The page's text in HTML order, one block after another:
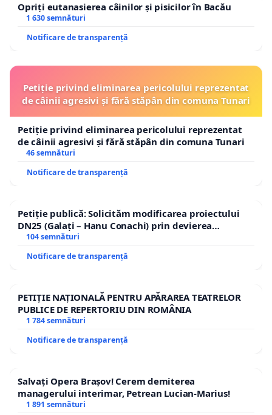
Opriți eutanasierea câinilor și pisicilor în Bacău
1 630 semnături
Notificare de transparență
Petiție privind eliminarea pericolului reprezentat
de câinii agresivi și fără stăpân din comuna Tunari
Petiție privind eliminarea pericolului reprezentat
de câinii agresivi și fără stăpân din comuna Tunari
46 semnături
Notificare de transparență
Petiție publică: Solicităm modificarea proiectului
DN25 (Galați – Hanu Conachi) prin devierea
traseului în afara localităților!
104 semnături
Notificare de transparență
PETIȚIE NAȚIONALĂ PENTRU APĂRAREA TEATRELOR
PUBLICE DE REPERTORIU DIN ROMÂNIA
1 784 semnături
Notificare de transparență
Salvați Opera Brașov! Cerem demiterea
managerului interimar, Petrean Lucian-Marius!
1 891 semnături